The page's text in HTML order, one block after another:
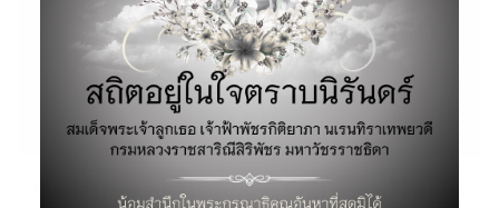
“เป็นแค่การทดสอบของผู้เชี่ยวชาญ ซึ่งทำในสถานที่ที่ห่างไกล